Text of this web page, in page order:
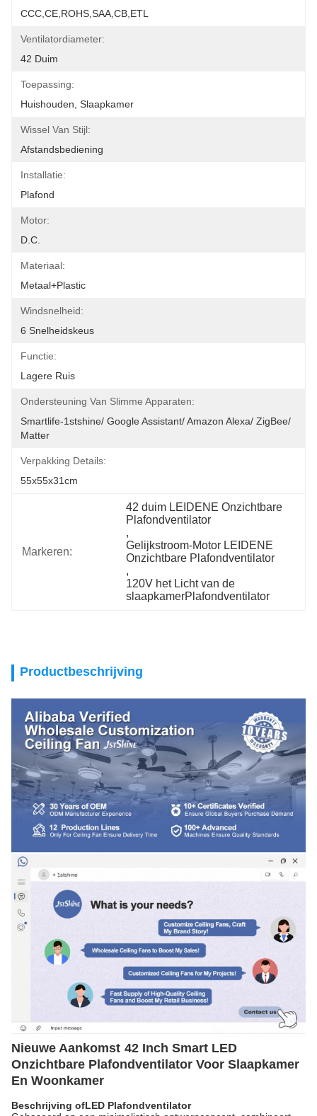
CCC,CE,ROHS,SAA,CB,ETL
Ventilatordiameter:
42 Duim
Toepassing:
Huishouden, Slaapkamer
Wissel Van Stijl:
Afstandsbediening
Installatie:
Plafond
Motor:
D.C.
Materiaal:
Metaal+plastic
Windsnelheid:
6 Snelheidskeus
Functie:
Lagere Ruis
Ondersteuning Van Slimme Apparaten:
Smartlife-1stshine/ Google Assistant/ Amazon Alexa/ ZigBee/
Matter
Verpakking Details:
55x55x31cm
Markeren:
42 duim LEIDENE Onzichtbare
Plafondventilator
,
Gelijkstroom-Motor LEIDENE
Onzichtbare Plafondventilator
,
120V het Licht van de
slaapkamerPlafondventilator
Productbeschrijving
Nieuwe Aankomst 42 Inch Smart LED
Onzichtbare Plafondventilator Voor Slaapkamer
En Woonkamer
Beschrijving ofLED Plafondventilator